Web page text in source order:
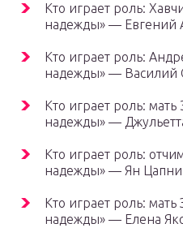
Кто играет роль:
надежды» — Евгений
Кто играет роль:
надежды» — Василий
Кто играет роль:
надежды» —
Кто играет роль:
надежды» — Ян
Кто играет роль:
надежды» — Елена